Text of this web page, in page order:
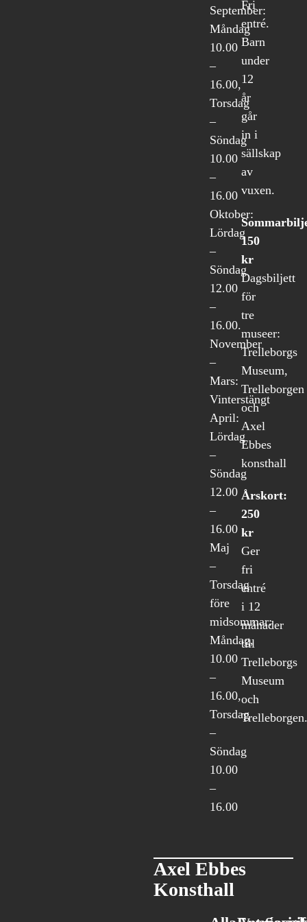
September:
Måndag
10.00
–
16.00,
Torsdag
–
Söndag
10.00
–
16.00
Oktober:
Lördag
–
Söndag
12.00
–
16.00.
November
–
Mars:
Vinterstängt
April:
Lördag
–
Söndag
12.00
–
16.00
Maj
–
Torsdag
före
midsommar:
Måndag,
10.00
–
16.00,
Torsdag
–
Söndag
10.00
–
16.00
Fri
entré.
Barn
under
12
år
går
in i
sällskap
av
vuxen.
150
kr
Dagsbiljett
för
tre
museer:
Trelleborgs
Museum,
Trelleborgen
och
Axel
Ebbes
konsthall
Årskort:
250
kr
Ger
fri
entré
i 12
månader
till
Trelleborgs
Museum
och
Axel Ebbes
Konsthall